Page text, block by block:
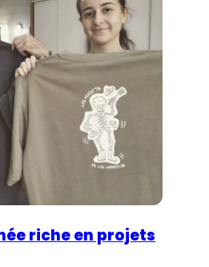
riche en projets